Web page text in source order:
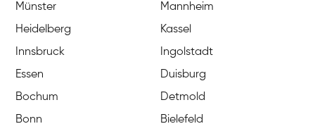
Münster
Mannheim
Heidelberg
Kassel
Innsbruck
Ingolstadt
Essen
Duisburg
Bochum
Detmold
Bonn
Bielefeld